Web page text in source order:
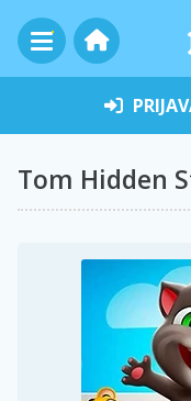
Tom Hidden